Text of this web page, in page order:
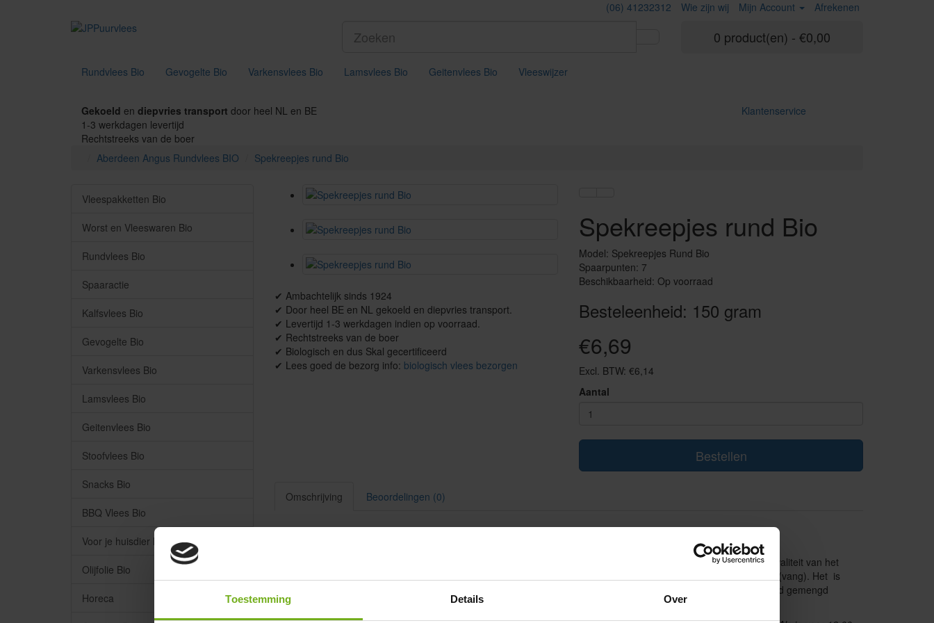
Toestemming Details Over
(06) 41232312 Wie zijn wij Mijn Account Afrekenen
0 product(en) - €0,00
Rundvlees Bio Gevogelte Bio Varkensvlees Bio Lamsvlees Bio Geitenvlees Bio Vleeswijzer
Gekoeld en diepvries transport door heel NL en BE
1-3 werkdagen levertijd
Rechtstreeks van de boer
Klantenservice
Aberdeen Angus Rundvlees BIO Spekreepjes rund Bio
Vleespakketten Bio
Worst en Vleeswaren Bio
Rundvlees Bio
Spaaractie
Kalfsvlees Bio
Gevogelte Bio
Varkensvlees Bio
Lamsvlees Bio
Geitenvlees Bio
Stoofvlees Bio
Snacks Bio
BBQ Vlees Bio
Voor je huisdier Bio
Olijfolie Bio
Horeca
✔ Ambachtelijk sinds 1924
✔ Door heel BE en NL gekoeld en diepvries transport.
✔ Levertijd 1-3 werkdagen indien op voorraad.
✔ Rechtstreeks van de boer
✔ Biologisch en dus Skal gecertificeerd
✔ Lees goed de bezorg info: biologisch vlees bezorgen
Spekreepjes rund Bio
Model: Spekreepjes Rund Bio
Spaarpunten: 7
Beschikbaarheid: Op voorraad
Besteleenheid: 150 gram
€6,69
Excl. BTW: €6,14
Aantal
Bestellen
Omschrijving Beoordelingen (0)
Rookspek: reepjes mager gerookt spek
, wij zijn een biologische slagerij die dierenwelzijn en kwaliteit van het
vlees hoog in het vaandel heeft staan. Deze reepjes mager gerookt spek zijn gemaakt van Angus runder buikspek (vang). Het is
. Rookspek is lekker vlees en kan bijvoorbeeld gemengd
worden in een salade of stamppot.